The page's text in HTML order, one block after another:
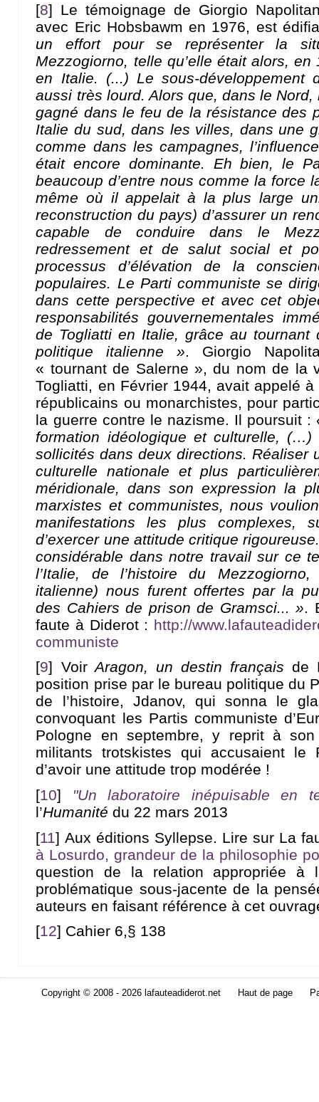
[8] Le témoignage de Giorgio
avec Eric Hobsbawm en 1976, est
un effort pour se représenter la
Mezzogiorno, telle qu’elle était alors,
en Italie. (...) Le sous-développement
aussi très lourd. Alors que, dans le
gagné dans le feu de la résistance des
Italie du sud, dans les villes, dans une
comme dans les campagnes,
était encore dominante. Eh bien, le
beaucoup d’entre nous comme la force
même où il appelait à la plus large
reconstruction du pays) d’assurer un
capable de conduire dans le
redressement et de salut social et
processus d’élévation de la
populaires. Le Parti communiste se
dans cette perspective et avec cet
responsabilités gouvernementales
de Togliatti en Italie, grâce au tournant
politique italienne ». Giorgio
« tournant de Salerne », du nom de la
Togliatti, en Février 1944, avait appelé
républicains ou monarchistes, pour
la guerre contre le nazisme. Il poursuit :
formation idéologique et culturelle,
sollicités dans deux directions. Réaliser
culturelle nationale et plus
méridionale, dans son expression la
marxistes et communistes, nous
manifestations les plus complexes,
d’exercer une attitude critique
considérable dans notre travail sur ce
l’Italie, de l’histoire du
italienne) nous furent offertes par la
des Cahiers de prison de Gramsci... ».
faute à Diderot : http://
communiste
[9] VoirAragon, un destin français de
position prise par le bureau politique du
de l’histoire, Jdanov, qui sonna le
convoquant les Partis communiste
Pologne en septembre, y reprit à
militants trotskistes qui accusaient le
d’avoir une attitude trop modérée !
[10] "Un laboratoire inépuisable en
l’Humanité du 22 mars 2013
[11]Aux éditions Syllepse. Lire sur La
à Losurdo, grandeur de la philosophie
question de la relation appropriée à
problématique sous-jacente de la
auteurs en faisant référence à cet
[12] Cahier 6,§ 138
Copyright © 2008 - 2026 lafauteadiderot.net Haut de page